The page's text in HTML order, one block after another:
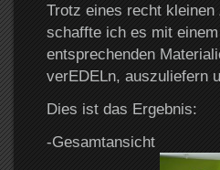
Trotz eines recht
schaffte ich es mit
entsprechenden
verEDELn, auszuliefern
Dies ist das Ergebnis:
-Gesamtansicht